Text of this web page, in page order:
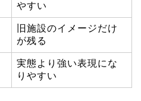
やすい
旧施設のイメージだけ
が残る
実態より強い表現にな
りやすい